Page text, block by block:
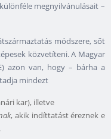
megnyilvánulásait –
módszere, sőt
közvetíteni. A Magyar
azon van, hogy – bárha a
mindezt
kar), illetve
, akik indíttatást éreznek e